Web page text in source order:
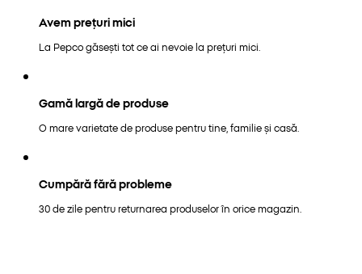
Avem prețuri mici
La Pepco găsești tot ce ai nevoie la prețuri mici.
Gamă largă de produse
O mare varietate de produse pentru tine, familie și casă.
Cumpără fără probleme
30 de zile pentru returnarea produselor în orice magazin.